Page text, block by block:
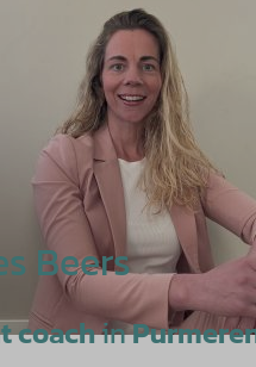
Beers
coachin